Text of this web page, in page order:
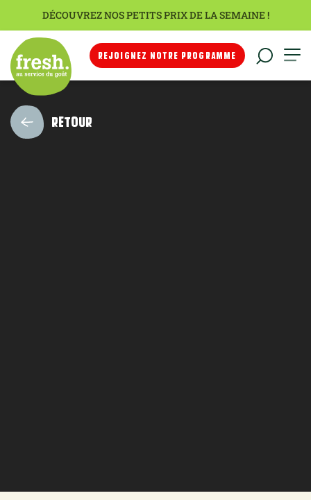
DÉCOUVREZ NOS PETITS PRIX DE LA SEMAINE !
REJOIGNEZ NOTRE PROGRAMME
RETOUR